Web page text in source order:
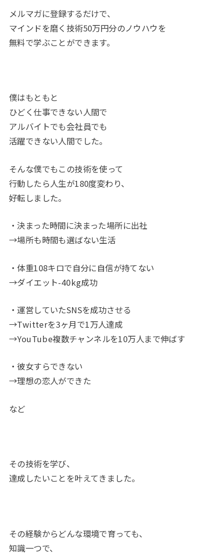
メルマガに登録するだけで、
マインドを磨く技術50万円分のノウハウを
無料で学ぶことができます。
僕はもともと
ひどく仕事できない人間で
アルバイトでも会社員でも
活躍できない人間でした。
そんな僕でもこの技術を使って
行動したら人生が180度変わり、
好転しました。
・決まった時間に決まった場所に出社
→場所も時間も選ばない生活
・体重108キロで自分に自信が持てない
→ダイエット-40kg成功
・運営していたSNSを成功させる
→Twitterを3ヶ月で1万人達成
→YouTube複数チャンネルを10万人まで伸ばす
・彼女すらできない
→理想の恋人ができた
など
その技術を学び、
達成したいことを叶えてきました。
その経験からどんな環境で育っても、
知識一つで、